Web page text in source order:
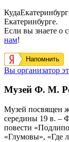
Екатеринбурге.
Если вы знаете о
нам!
Напомнить
Вы организатор
Музей Ф. М.
Музей посвящен
середины 19 в. –
повести
«Глумовы», «Где